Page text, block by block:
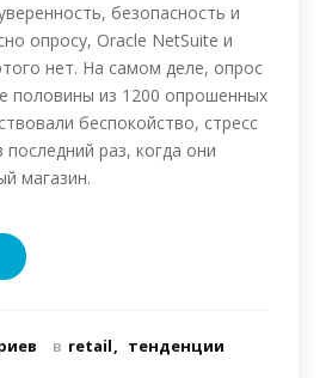
безопасность и
опросу, Oracle NetSuite и
нет. На самом деле, опрос
половины из 1200 опрошенных
беспокойство, стресс
раз, когда они
магазин.
в retail тенденции